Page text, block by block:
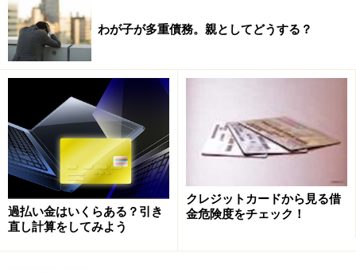
ガイド：
では逆に、この業務をしていうれしいこと、よかったこ
となどはありますか？ また、やりがいは？
高橋：
債務整理業務は「困っている人を助ける」という性質を
持った仕事ですので、その人のために役立っているとい
う実感を持てますし、その人から感謝されることで自分
の存在意義を確認することもできます。それを仕事とし
てできるのは非常にありがたいことだと思っています。
ガイド：
話は少し変わりますが、お金の怖い面はどんなところだ
わが子が多重債務。親としてどうする？
過払い金はいくらある？引き
直し計算をしてみよう
クレジットカードから見る借
金危険度をチェック！